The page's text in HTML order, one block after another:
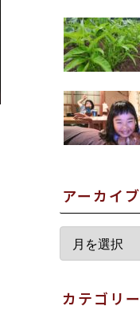
アーカイブ
カテゴリー